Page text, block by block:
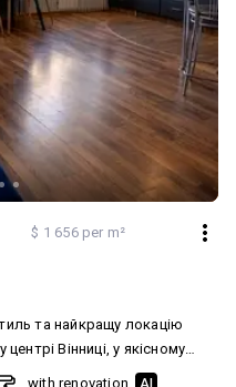
$ 1 656 per m²
та найкращу локацію
Вінниці, у якісному
для тих, хто цінує
with renovation AI